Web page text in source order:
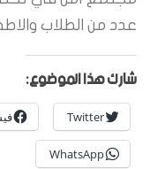
عدد من الطلاب
شارك هذا الموضوع:
Twitter
WhatsApp